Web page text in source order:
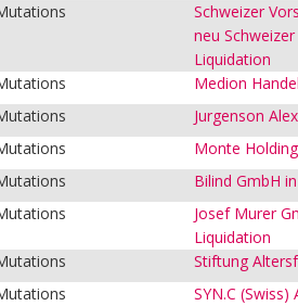
Schweizer
neu
Liquidation
Medion
Jurgenson
Monte
Bilind GmbH
Josef Murer
Liquidation
Stiftung
SYN.C (Swiss)